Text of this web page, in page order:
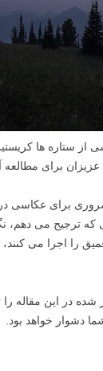
از ستاره ها
برای مطالعه
برای عکاسی
ترجیح می دهم،
اجرا می کنند،
شده در این مقاله
دشوار خواهد بود.